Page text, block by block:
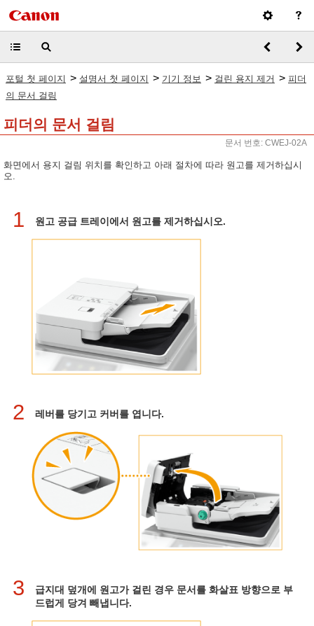
포털 첫 페이지 > 설명서 첫 페이지 > 기기 정보 > 걸린 용지 제거 > 피더
의 문서 걸림
피더의 문서 걸림
문서 번호: CWEJ-02A
화면에서 용지 걸림 위치를 확인하고 아래 절차에 따라 원고를 제거하십시
오.
1 원고 공급 트레이에서 원고를 제거하십시오.
2 레버를 당기고 커버를 엽니다.
3
급지대 덮개에 원고가 걸린 경우 문서를 화살표 방향으로 부
드럽게 당겨 빼냅니다.